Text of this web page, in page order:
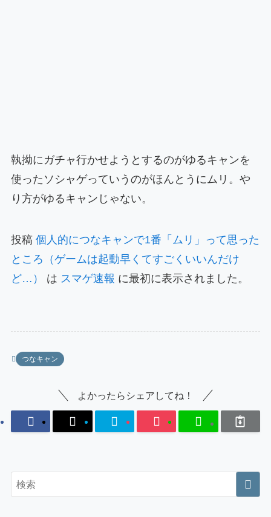
執拗にガチャ行かせようとするのがゆるキャンを
使ったソシャゲっていうのがほんとうにムリ。や
り方がゆるキャンじゃない。
投稿 個人的につなキャンで1番「ムリ」って思った
ところ（ゲームは起動早くてすごくいいんだけ
ど…）
は スマゲ速報 に最初に表示されました。
つなキャン
よかったらシェアしてね！